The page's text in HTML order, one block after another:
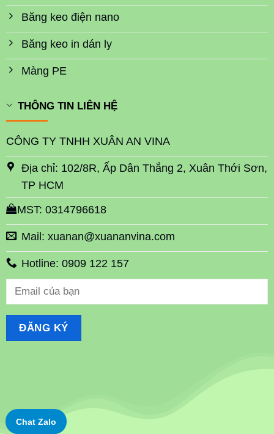
Băng keo điện nano
Băng keo in dán ly
Màng PE
THÔNG TIN LIÊN HỆ
CÔNG TY TNHH XUÂN AN VINA
Địa chỉ: 102/8R, Ấp Dân Thắng 2, Xuân Thới Sơn,
TP HCM
MST: 0314796618
Mail: xuanan@xuananvina.com
Hotline: 0909 122 157
Chat Zalo